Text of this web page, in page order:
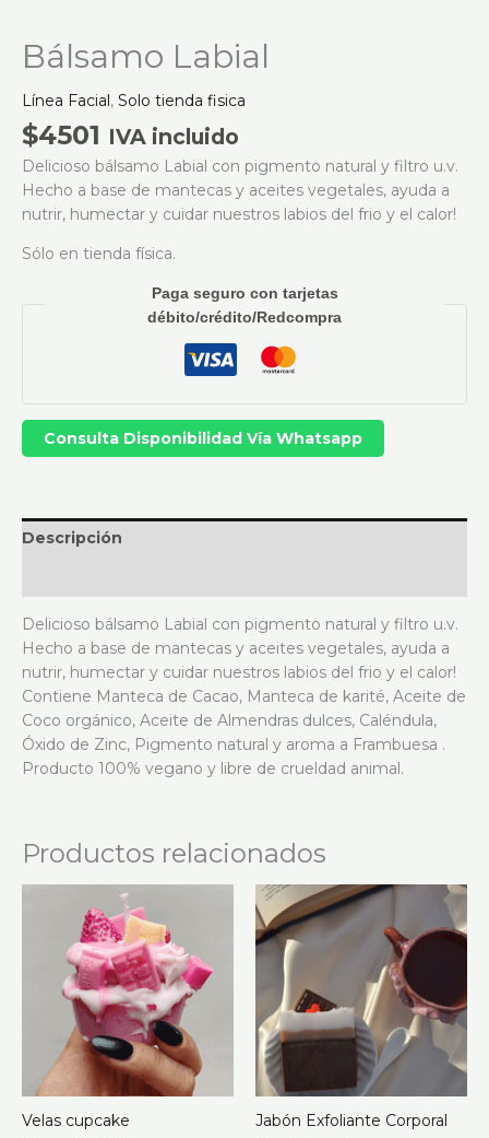
Bálsamo Labial
Línea Facial, Solo tienda fisica
$4501 IVA incluido
Delicioso bálsamo Labial con pigmento natural y filtro u.v.
Hecho a base de mantecas y aceites vegetales, ayuda a
nutrir, humectar y cuidar nuestros labios del frio y el calor!
Sólo en tienda física.
Paga seguro con tarjetas
débito/crédito/Redcompra
Consulta Disponibilidad Vía Whatsapp
Descripción
Delicioso bálsamo Labial con pigmento natural y filtro u.v.
Hecho a base de mantecas y aceites vegetales, ayuda a
nutrir, humectar y cuidar nuestros labios del frio y el calor!
Contiene Manteca de Cacao, Manteca de karité, Aceite de
Coco orgánico, Aceite de Almendras dulces, Caléndula,
Óxido de Zinc, Pigmento natural y aroma a Frambuesa .
Producto 100% vegano y libre de crueldad animal.
Productos relacionados
Velas cupcake Jabón Exfoliante Corporal